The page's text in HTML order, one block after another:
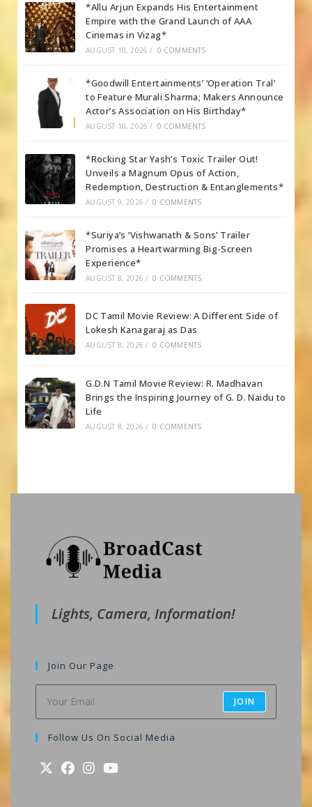
*Allu Arjun Expands His Entertainment
Empire with the Grand Launch of AAA
Cinemas in Vizag*
AUGUST 10, 2026 / 0 COMMENTS
*Goodwill Entertainments’ ‘Operation Tral’
to Feature Murali Sharma; Makers Announce
Actor’s Association on His Birthday*
AUGUST 10, 2026 / 0 COMMENTS
*Rocking Star Yash’s Toxic Trailer Out!
Unveils a Magnum Opus of Action,
Redemption, Destruction & Entanglements*
AUGUST 9, 2026 / 0 COMMENTS
*Suriya’s ‘Vishwanath & Sons’ Trailer
Promises a Heartwarming Big-Screen
Experience*
AUGUST 8, 2026 / 0 COMMENTS
DC Tamil Movie Review: A Different Side of
Lokesh Kanagaraj as Das
AUGUST 8, 2026 / 0 COMMENTS
G.D.N Tamil Movie Review: R. Madhavan
Brings the Inspiring Journey of G. D. Naidu to
Life
AUGUST 8, 2026 / 0 COMMENTS
Lights, Camera, Information!
Join Our Page
JOIN
Follow Us On Social Media